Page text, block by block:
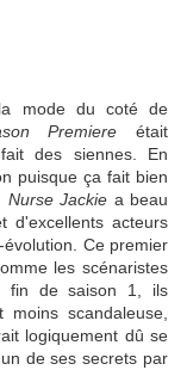
mode du coté de
Premiere était
des siennes. En
puisque ça fait bien
Nurse Jackie a beau
d'excellents acteurs
Ce premier
les scénaristes
fin de saison 1, ils
scandaleuse,
logiquement dû se
de ses secrets par